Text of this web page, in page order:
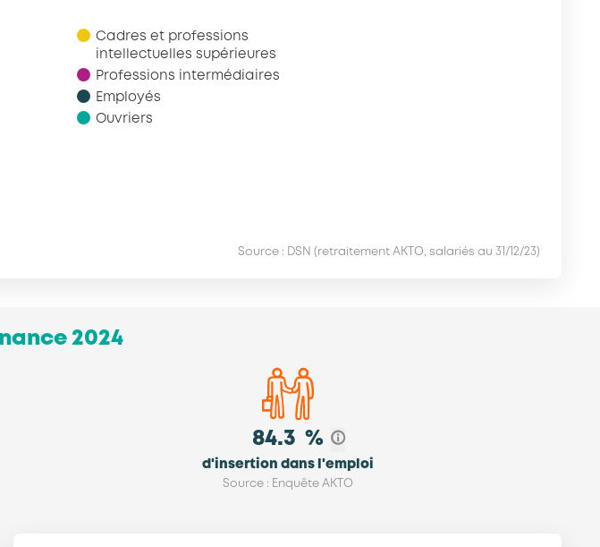
Cadres et professions
intellectuelles supérieures
Professions intermédiaires
Employés
Ouvriers
Source : DSN (retraitement AKTO, salariés au 31/12/23)
2024
84.3 %
d'insertion dans l'emploi
Source : Enquête AKTO